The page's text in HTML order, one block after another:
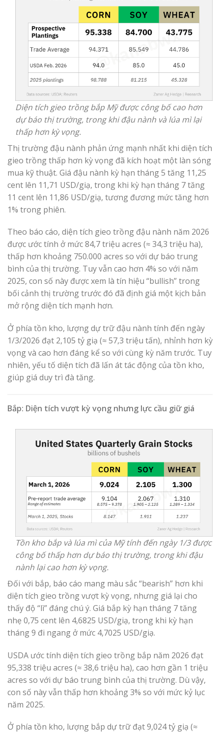
Diện tích gieo trồng bắp Mỹ được công bố cao hơn
dự báo thị trường, trong khi đậu nành và lúa mì lại
thấp hơn kỳ vọng.
Thị trường đậu nành phản ứng mạnh nhất khi diện tích
gieo trồng thấp hơn kỳ vọng đã kích hoạt một làn sóng
mua kỹ thuật. Giá đậu nành kỳ hạn tháng 5 tăng 11,25
cent lên 11,71 USD/giạ, trong khi kỳ hạn tháng 7 tăng
11 cent lên 11,86 USD/giạ, tương đương mức tăng hơn
1% trong phiên.
Theo báo cáo, diện tích gieo trồng đậu nành năm 2026
được ước tính ở mức 84,7 triệu acres (≈ 34,3 triệu ha),
thấp hơn khoảng 750.000 acres so với dự báo trung
bình của thị trường. Tuy vẫn cao hơn 4% so với năm
2025, con số này được xem là tín hiệu “bullish” trong
bối cảnh thị trường trước đó đã định giá một kịch bản
mở rộng diện tích mạnh hơn.
Ở phía tồn kho, lượng dự trữ đậu nành tính đến ngày
1/3/2026 đạt 2,105 tỷ giạ (≈ 57,3 triệu tấn), nhỉnh hơn kỳ
vọng và cao hơn đáng kể so với cùng kỳ năm trước. Tuy
nhiên, yếu tố diện tích đã lấn át tác động của tồn kho,
giúp giá duy trì đà tăng.
Bắp: Diện tích vượt kỳ vọng nhưng lực cầu giữ giá
Tồn kho bắp và lúa mì của Mỹ tính đến ngày 1/3 được
công bố thấp hơn dự báo thị trường, trong khi đậu
nành lại cao hơn kỳ vọng.
Đối với bắp, báo cáo mang màu sắc “bearish” hơn khi
diện tích gieo trồng vượt kỳ vọng, nhưng giá lại cho
thấy độ “lì” đáng chú ý. Giá bắp kỳ hạn tháng 7 tăng
nhẹ 0,75 cent lên 4,6825 USD/giạ, trong khi kỳ hạn
tháng 9 đi ngang ở mức 4,7025 USD/giạ.
USDA ước tính diện tích gieo trồng bắp năm 2026 đạt
95,338 triệu acres (≈ 38,6 triệu ha), cao hơn gần 1 triệu
acres so với dự báo trung bình của thị trường. Dù vậy,
con số này vẫn thấp hơn khoảng 3% so với mức kỷ lục
năm 2025.
Ở phía tồn kho, lượng bắp dự trữ đạt 9,024 tỷ giạ (≈